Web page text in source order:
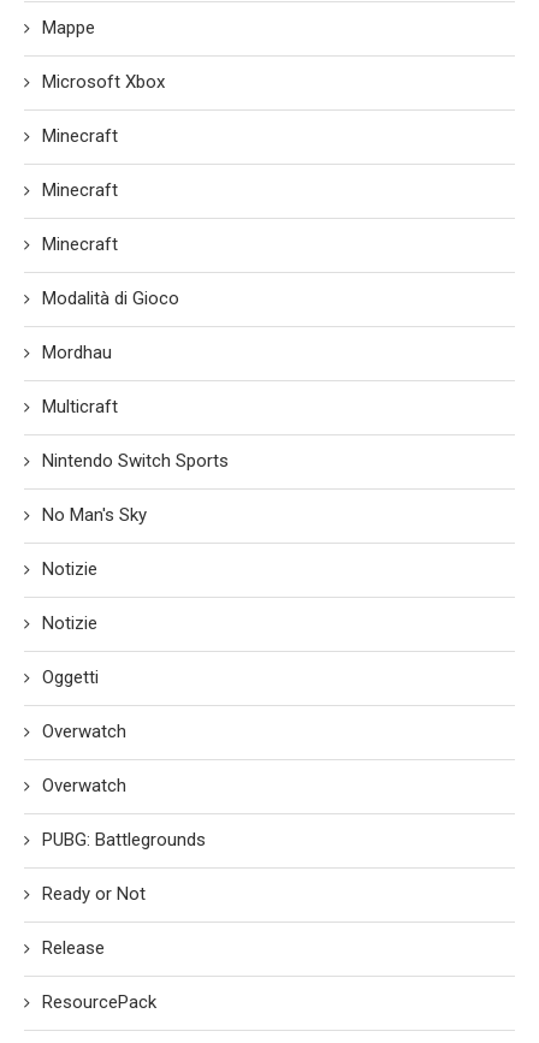
Mappe
Microsoft Xbox
Minecraft
Minecraft
Minecraft
Modalità di Gioco
Mordhau
Multicraft
Nintendo Switch Sports
No Man's Sky
Notizie
Notizie
Oggetti
Overwatch
Overwatch
PUBG: Battlegrounds
Ready or Not
Release
ResourcePack